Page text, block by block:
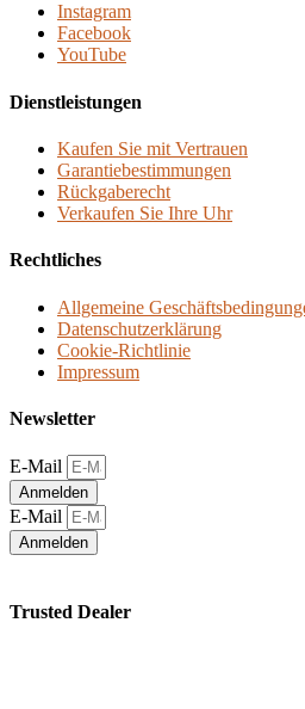
Instagram
Facebook
YouTube
Dienstleistungen
Kaufen Sie mit Vertrauen
Garantiebestimmungen
Rückgaberecht
Verkaufen Sie Ihre Uhr
Rechtliches
Allgemeine
Datenschutzerklärung
Cookie-Richtlinie
Impressum
Newsletter
E-Mail
Anmelden
E-Mail
Anmelden
Trusted Dealer